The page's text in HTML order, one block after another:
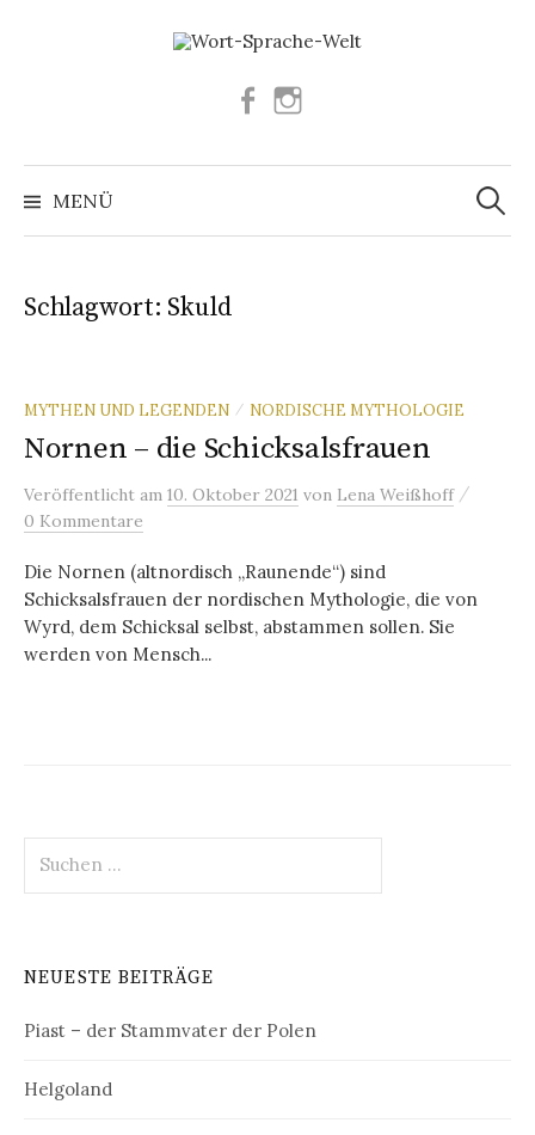
Facebook
MENÜ
Suchen
nach:
Schlagwort: Skuld
MYTHEN UND LEGENDEN / NORDISCHE MYTHOLOGIE
Nornen – die Schicksalsfrauen
Veröffentlicht am 10. Oktober 2021 von Lena Weißhoff /
0 Kommentare
Die Nornen (altnordisch „Raunende“) sind
Schicksalsfrauen der nordischen Mythologie, die von
Wyrd, dem Schicksal selbst, abstammen sollen. Sie
werden von Mensch...
nach:
NEUESTE BEITRÄGE
Piast – der Stammvater der Polen
Helgoland